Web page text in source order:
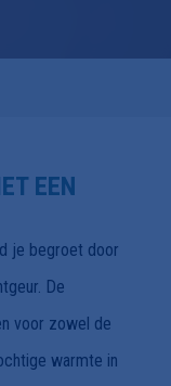
EEN
je begroet door
De
voor zowel de
warmte in